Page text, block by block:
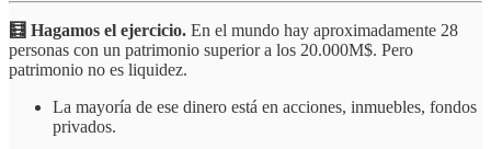
🧮 Hagamos el ejercicio. En el mundo hay aproximadamente 28
personas con un patrimonio superior a los 20.000M$. Pero
patrimonio no es liquidez.
La mayoría de ese dinero está en acciones, inmuebles, fondos
privados.